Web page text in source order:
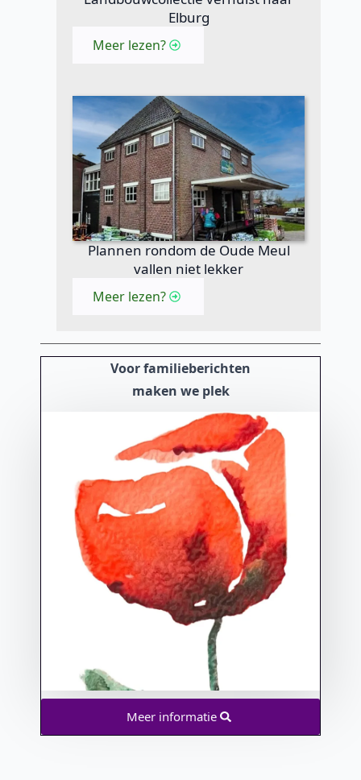
Elburg
Meer lezen?
Plannen rondom de Oude Meul
vallen niet lekker
Meer lezen?
Voor familieberichten
maken we plek
Meer informatie